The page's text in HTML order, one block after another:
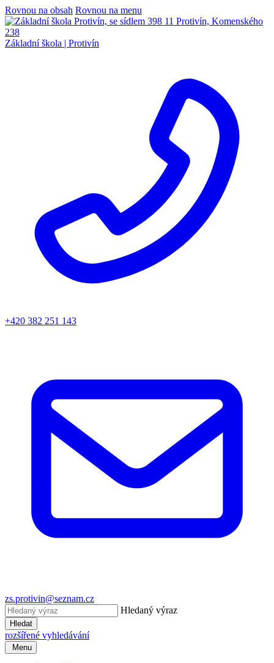
Rovnou na obsah Rovnou na menu
Základní škola | Protivín
+420 382 251 143
zs.protivin@seznam.cz
Hledaný výraz
Hledat
rozšířené vyhledávání
Menu